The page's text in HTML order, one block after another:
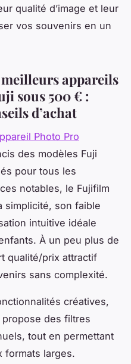
qualité d’image et leur
vos souvenirs en un
appareils
sous 500 € :
d’achat
Photo Pro
des modèles Fuji
pour tous les
notables, le Fujifilm
simplicité, son faible
intuitive idéale
À un peu plus de
qualité/prix attractif
sans complexité.
créatives,
propose des filtres
tout en permettant
formats larges.